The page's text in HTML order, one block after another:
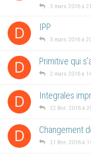
3 mars 2016 à
D IPP
3 mars 2016 à
D Primitive qui
2 mars 2016 à
D Integrales
22 févr. 2016 à
D Changement
21 févr. 2016 à